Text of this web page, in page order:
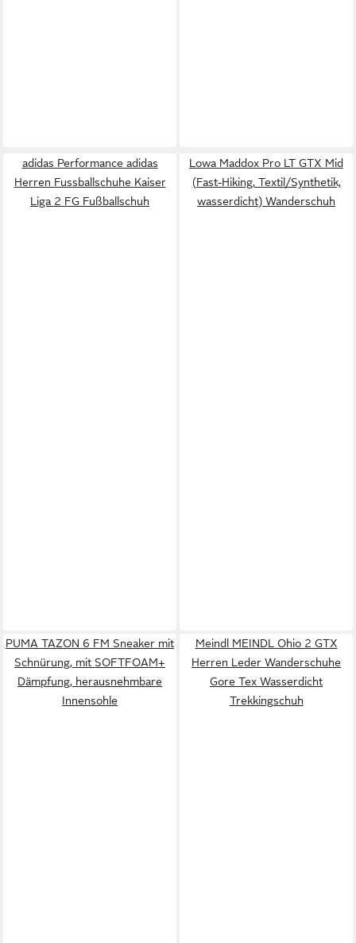
adidas Performance adidas
Herren Fussballschuhe Kaiser
Liga 2 FG Fußballschuh
Lowa Maddox Pro LT GTX Mid
(Fast-Hiking, Textil/Synthetik,
wasserdicht) Wanderschuh
PUMA TAZON 6 FM Sneaker mit
Schnürung, mit SOFTFOAM+
Dämpfung, herausnehmbare
Innensohle
Meindl MEINDL Ohio 2 GTX
Herren Leder Wanderschuhe
Gore Tex Wasserdicht
Trekkingschuh